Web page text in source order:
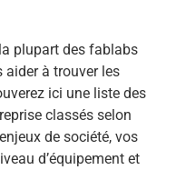
plupart des fablabs
aider à trouver les
ici une liste des
classés selon
de société, vos
d’équipement et